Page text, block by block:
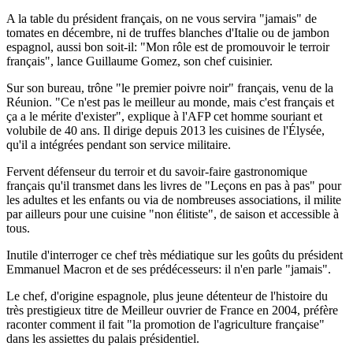
A la table du président français, on ne vous servira "jamais" de
tomates en décembre, ni de truffes blanches d'Italie ou de jambon
espagnol, aussi bon soit-il: "Mon rôle est de promouvoir le terroir
français", lance Guillaume Gomez, son chef cuisinier.
Sur son bureau, trône "le premier poivre noir" français, venu de la
Réunion. "Ce n'est pas le meilleur au monde, mais c'est français et
ça a le mérite d'exister", explique à l'AFP cet homme souriant et
volubile de 40 ans. Il dirige depuis 2013 les cuisines de l'Élysée,
qu'il a intégrées pendant son service militaire.
Fervent défenseur du terroir et du savoir-faire gastronomique
français qu'il transmet dans les livres de "Leçons en pas à pas" pour
les adultes et les enfants ou via de nombreuses associations, il milite
par ailleurs pour une cuisine "non élitiste", de saison et accessible à
tous.
Inutile d'interroger ce chef très médiatique sur les goûts du président
Emmanuel Macron et de ses prédécesseurs: il n'en parle "jamais".
Le chef, d'origine espagnole, plus jeune détenteur de l'histoire du
très prestigieux titre de Meilleur ouvrier de France en 2004, préfère
raconter comment il fait "la promotion de l'agriculture française"
dans les assiettes du palais présidentiel.